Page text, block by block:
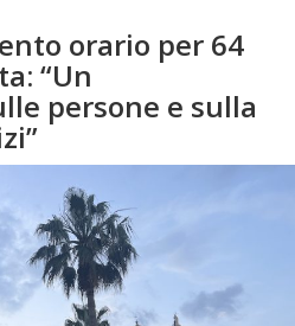
orario per 64
“Un
persone e sulla